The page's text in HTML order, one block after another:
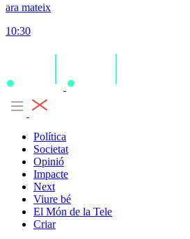
ara mateix
10:30
Política
Societat
Opinió
Impacte
Next
Viure bé
El Món de la Tele
Criar